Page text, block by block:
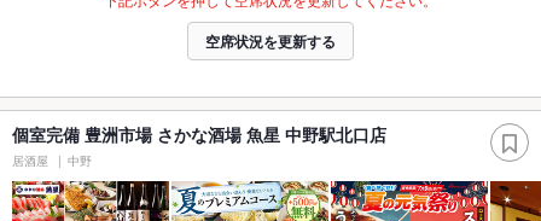
空席状況を更新する
個室完備 豊洲市場 さかな酒場 魚星 中野駅北口店
居酒屋 中野